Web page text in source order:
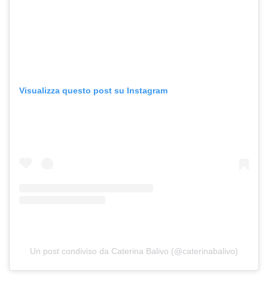
Visualizza questo post su Instagram
Un post condiviso da Caterina Balivo (@caterinabalivo)